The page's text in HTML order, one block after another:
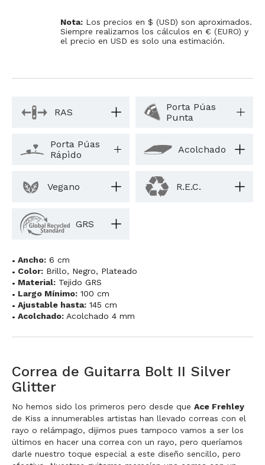
Nota: Los precios en $ (USD) son aproximados.
Siempre realizamos los cálculos en € (EURO) y
el precio en USD es solo una estimación.
RAS
Porta Púas
Punta
Porta Púas
Rápìdo
Acolchado
Vegano R.E.C.
GRS
Ancho: 6 cm
Color: Brillo, Negro, Plateado
Material: Tejido GRS
Largo Mínimo: 100 cm
Ajustable hasta: 145 cm
Acolchado: Acolchado 4 mm
Correa de Guitarra Bolt II Silver
Glitter
No hemos sido los primeros pero desde que Ace Frehley
de Kiss a innumerables artistas han llevado correas con el
rayo o relámpago, dijimos pues tampoco vamos a ser los
últimos en hacer una correa con un rayo, pero queríamos
darle nuestro toque especial a este diseño sencillo, pero